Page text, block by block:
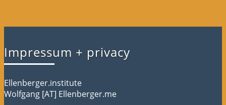
Impressum + privacy
Ellenberger.institute
Wolfgang [AT] Ellenberger.me